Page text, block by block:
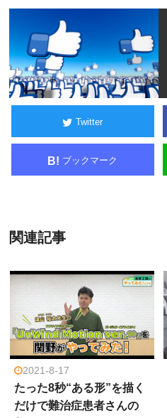
Twitter
B! ブックマーク
関連記事
2021-8-17
たった8秒“ある形”を描く
だけで難治症患者さんの